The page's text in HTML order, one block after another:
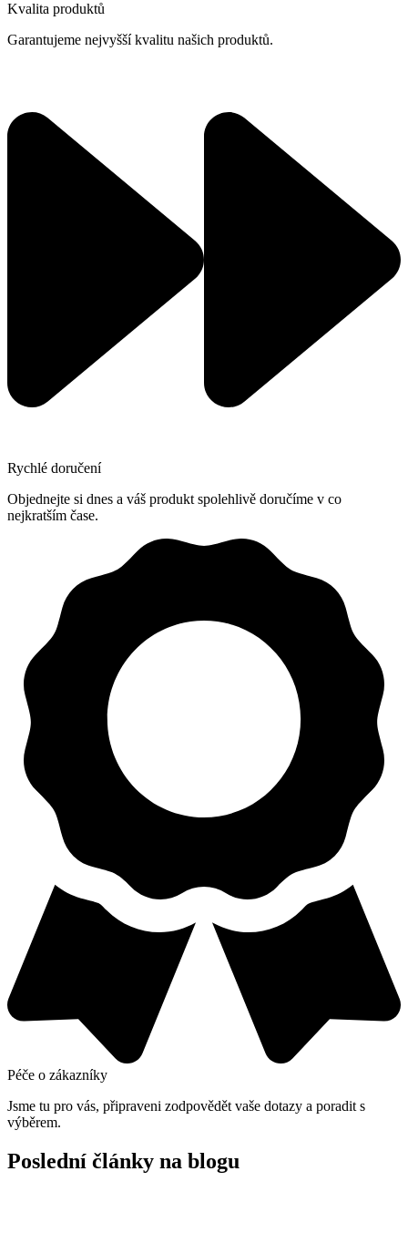
Kvalita produktů
Garantujeme nejvyšší kvalitu našich produktů.
Rychlé doručení
Objednejte si dnes a váš produkt spolehlivě doručíme v co
nejkratším čase.
Péče o zákazníky
Jsme tu pro vás, připraveni zodpovědět vaše dotazy a poradit s
výběrem.
Poslední články na blogu